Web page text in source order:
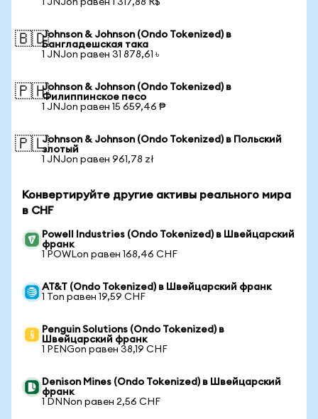
1 JNJon равен 1 317,88 R$
🇧🇩Johnson & Johnson (Ondo Tokenized) в
Бангладешская така
1 JNJon равен 31 878,61 ৳
🇵🇭Johnson & Johnson (Ondo Tokenized) в
Филиппинское песо
1 JNJon равен 15 659,46 ₱
🇵🇱Johnson & Johnson (Ondo Tokenized) в Польский
злотый
1 JNJon равен 961,78 zł
Конвертируйте другие активы реального мира
в CHF
Powell Industries (Ondo Tokenized) в Швейцарский
франк
1 POWLon равен 168,46 CHF
AT&T (Ondo Tokenized) в Швейцарский франк
1 Ton равен 19,59 CHF
Penguin Solutions (Ondo Tokenized) в
Швейцарский франк
1 PENGon равен 38,19 CHF
Denison Mines (Ondo Tokenized) в Швейцарский
франк
1 DNNon равен 2,56 CHF